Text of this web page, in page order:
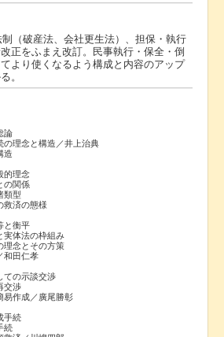
（破産法、会社更生法）、担保・執行
正をふまえ改訂。民事執行・保全・倒
より使くなるよう構成と内容のアップ
。
論
理念と構造／井上治典
理念
関係
型
済の態様
衡平
法の枠組み
とその方策
田仁孝
の示談交渉
渉
作成／廣尾勝彰
続